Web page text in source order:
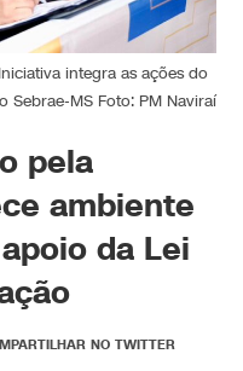
integra as ações do
MS Foto: PM Naviraí
pela
ambiente
da Lei